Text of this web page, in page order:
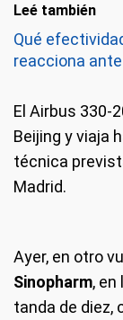
Leé también
Qué
reacciona
El Airbus 330-
Beijing y viaja
técnica
Madrid.
Ayer, en otro
Sinopharm,
tanda de diez,